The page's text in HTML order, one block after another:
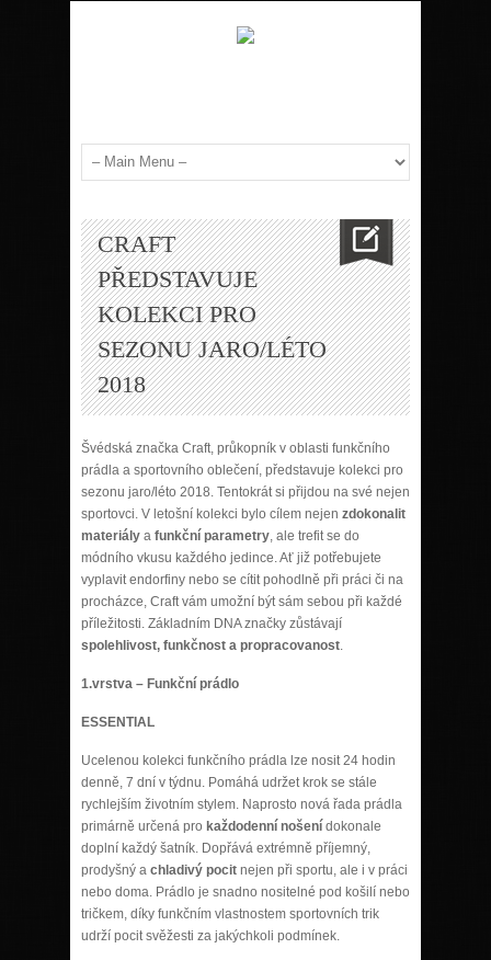
CRAFT
PŘEDSTAVUJE
KOLEKCI PRO
SEZONU JARO/LÉTO
2018
Švédská značka Craft, průkopník v oblasti funkčního
prádla a sportovního oblečení, představuje kolekci pro
sezonu jaro/léto 2018. Tentokrát si přijdou na své nejen
sportovci. V letošní kolekci bylo cílem nejen zdokonalit
materiály a funkční parametry, ale trefit se do
módního vkusu každého jedince. Ať již potřebujete
vyplavit endorfiny nebo se cítit pohodlně při práci či na
procházce, Craft vám umožní být sám sebou při každé
příležitosti. Základním DNA značky zůstávají
spolehlivost, funkčnost a propracovanost.
1.vrstva – Funkční prádlo
ESSENTIAL
Ucelenou kolekci funkčního prádla lze nosit 24 hodin
denně, 7 dní v týdnu. Pomáhá udržet krok se stále
rychlejším životním stylem. Naprosto nová řada prádla
primárně určená pro každodenní nošení dokonale
doplní každý šatník. Dopřává extrémně příjemný,
prodyšný a chladivý pocit nejen při sportu, ale i v práci
nebo doma. Prádlo je snadno nositelné pod košilí nebo
tričkem, díky funkčním vlastnostem sportovních trik
udrží pocit svěžesti za jakýchkoli podmínek.